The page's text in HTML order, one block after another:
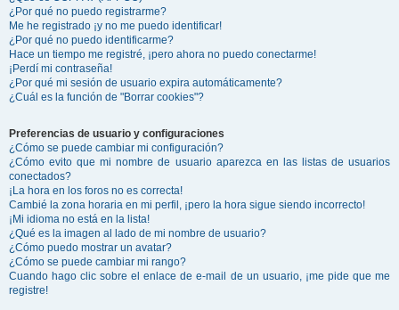
¿Por qué no puedo registrarme?
Me he registrado ¡y no me puedo identificar!
¿Por qué no puedo identificarme?
Hace un tiempo me registré, ¡pero ahora no puedo conectarme!
¡Perdí mi contraseña!
¿Por qué mi sesión de usuario expira automáticamente?
¿Cuál es la función de "Borrar cookies"?
Preferencias de usuario y configuraciones
¿Cómo se puede cambiar mi configuración?
¿Cómo evito que mi nombre de usuario aparezca en las listas de usuarios
conectados?
¡La hora en los foros no es correcta!
Cambié la zona horaria en mi perfil, ¡pero la hora sigue siendo incorrecto!
¡Mi idioma no está en la lista!
¿Qué es la imagen al lado de mi nombre de usuario?
¿Cómo puedo mostrar un avatar?
¿Cómo se puede cambiar mi rango?
Cuando hago clic sobre el enlace de e-mail de un usuario, ¡me pide que me
registre!